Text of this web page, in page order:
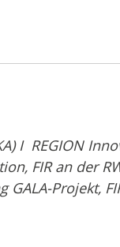
I REGION
FIR an der
Projekt,